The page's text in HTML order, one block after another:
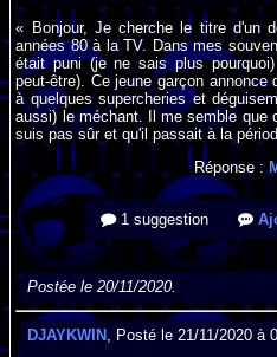
« Bonjour, Je cherche le titre d'un
années 80 à la TV. Dans mes
était puni (je ne sais plus
peut-être). Ce jeune garçon
à quelques supercheries et
aussi) le méchant. Il me semble que
suis pas sûr et qu'il passait à la
Réponse :
1 suggestion
Postée le 20/11/2020.
DJAYKWIN , Posté le 21/11/2020 à